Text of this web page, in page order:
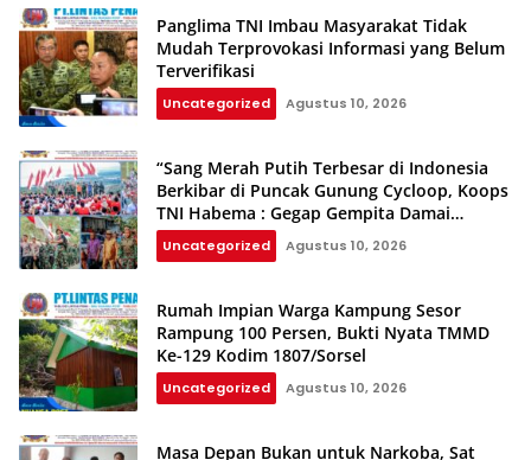
Panglima TNI Imbau Masyarakat Tidak
Mudah Terprovokasi Informasi yang Belum
Terverifikasi
Uncategorized Agustus 10, 2026
“Sang Merah Putih Terbesar di Indonesia
Berkibar di Puncak Gunung Cycloop, Koops
TNI Habema : Gegap Gempita Damai
Persatuan dari Tanah Cenderawasih”
Uncategorized Agustus 10, 2026
Rumah Impian Warga Kampung Sesor
Rampung 100 Persen, Bukti Nyata TMMD
Ke-129 Kodim 1807/Sorsel
Uncategorized Agustus 10, 2026
Masa Depan Bukan untuk Narkoba, Sat